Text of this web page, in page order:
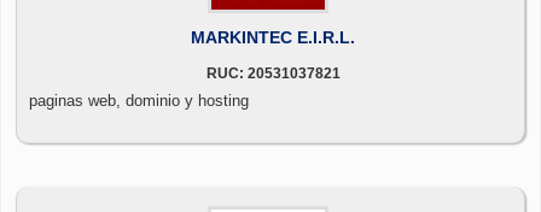
MARKINTEC E.I.R.L.
RUC: 20531037821
paginas web, dominio y hosting